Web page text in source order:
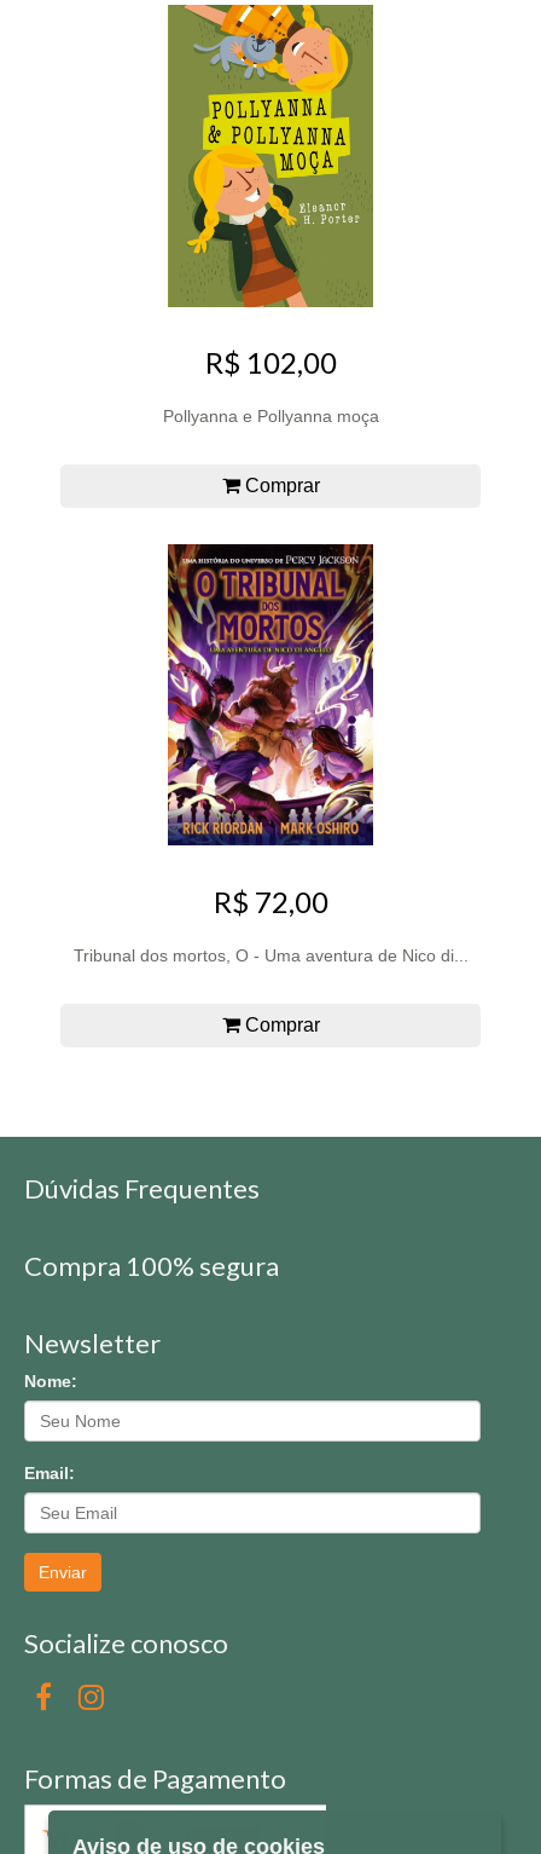
R$ 102,00
Pollyanna e Pollyanna moça
Comprar
R$ 72,00
Tribunal dos mortos, O - Uma aventura de Nico di...
Comprar
Dúvidas Frequentes
Compra 100% segura
Newsletter
Nome:
Email:
Enviar
Socialize conosco
Formas de Pagamento
Aviso de uso de cookies